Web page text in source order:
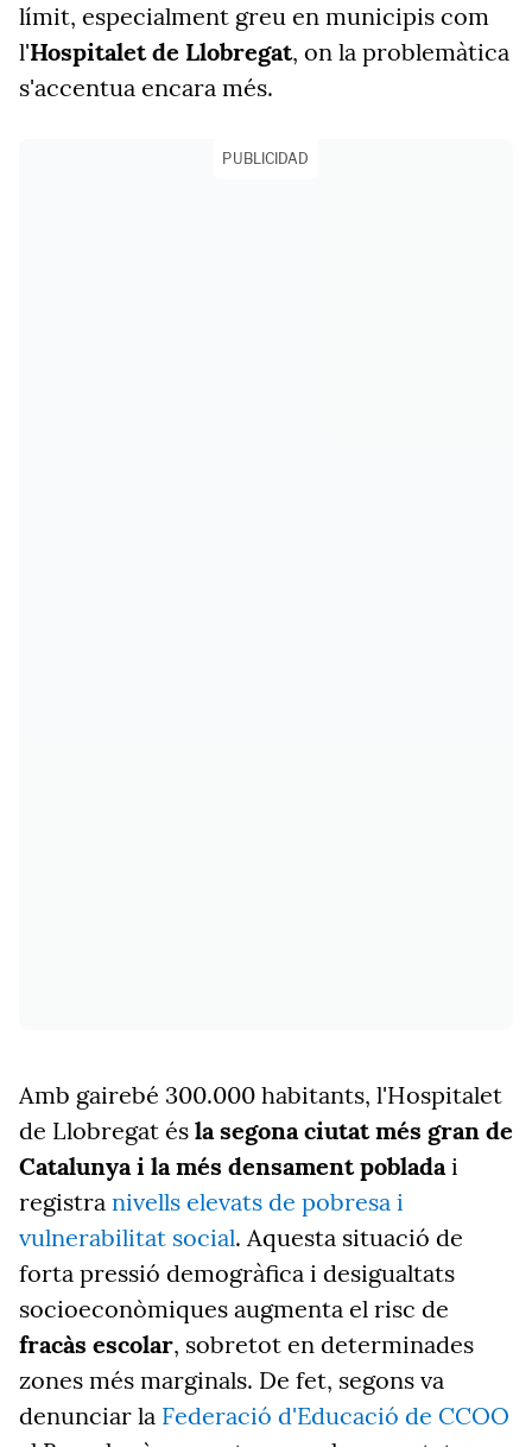
límit, especialment greu en municipis com
l'Hospitalet de Llobregat, on la problemàtica
s'accentua encara més.
PUBLICIDAD
Amb gairebé 300.000 habitants, l'Hospitalet
de Llobregat és la segona ciutat més gran de
Catalunya i la més densament pobladai
registra nivells elevats de pobresa i
vulnerabilitat social. Aquesta situació de
forta pressió demogràfica i desigualtats
socioeconòmiques augmenta el risc de
fracàs escolar, sobretot en determinades
zones més marginals. De fet, segons va
denunciar la Federació d'Educació de CCOO